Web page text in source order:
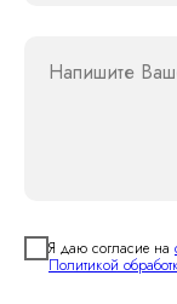
Напишите
Я даю согласие на
Политикой